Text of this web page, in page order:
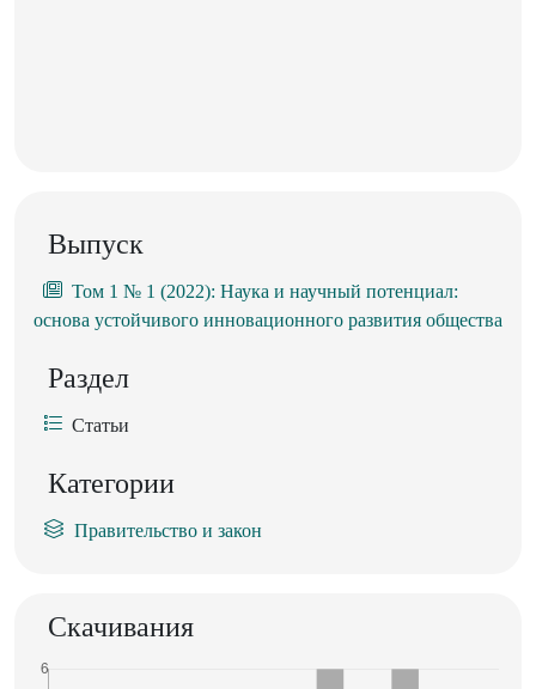
Выпуск
Том 1 № 1 (2022): Наука и научный потенциал:
основа устойчивого инновационного развития общества
Раздел
Статьи
Категории
Правительство и закон
Скачивания